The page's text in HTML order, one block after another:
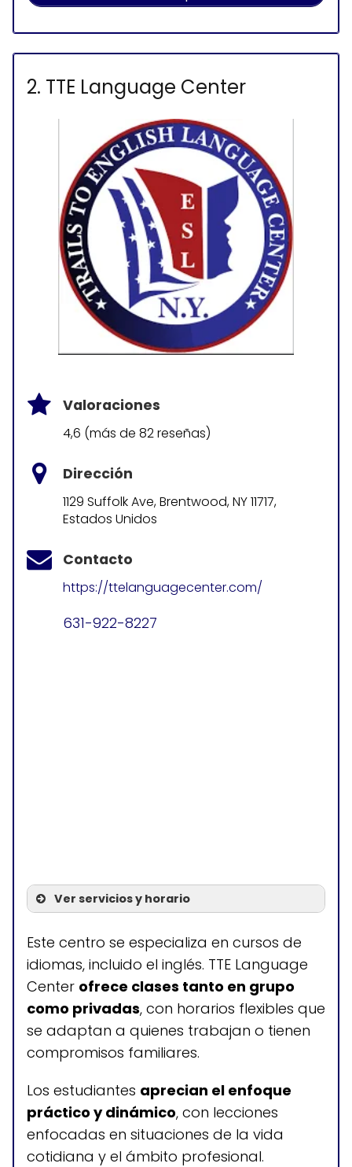
2. TTE Language Center
Valoraciones
4,6 (más de 82 reseñas)
Dirección
1129 Suffolk Ave, Brentwood, NY 11717,
Estados Unidos
Contacto
https://ttelanguagecenter.com/
631-922-8227
Ver servicios y horario
Servicios
Cursos de inglés ESL
presenciales y online
Lunes, miércoles y viernes: 7:30-22:00
Martes y jueves: 8:00-22:00
Sábados: 7:30-12:00
Domingos: 7:30-13:00
Este centro se especializa en cursos de
idiomas, incluido el inglés. TTE Language
Center ofrece clases tanto en grupo
como privadas, con horarios flexibles que
se adaptan a quienes trabajan o tienen
compromisos familiares.
Los estudiantes aprecian el enfoque
práctico y dinámico, con lecciones
enfocadas en situaciones de la vida
cotidiana y el ámbito profesional.